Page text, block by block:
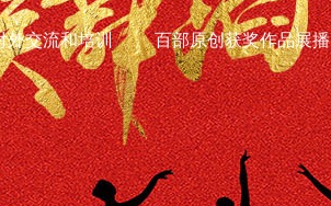
外交流和培训 百部原创获奖作品展播